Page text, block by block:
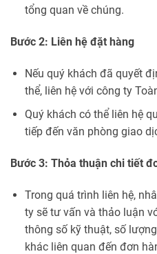
tổng quan về chúng.
Bước 2: Liên hệ đặt hàng
Nếu quý khách đã quyết
thể, liên hệ với công ty
Quý khách có thể liên hệ
tiếp đến văn phòng giao
Bước 3: Thỏa thuận chi tiết
Trong quá trình liên hệ,
ty sẽ tư vấn và thảo luận
thông số kỹ thuật, số
khác liên quan đến đơn